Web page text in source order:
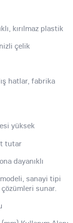
kırılmaz plastik
çelik
hatlar, fabrika
yüksek
tutar
dayanıklı
sanayi tipi
sunar.